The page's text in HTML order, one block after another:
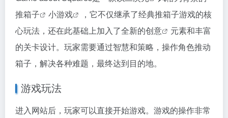
推箱子
小游戏
，它不仅继承了经典推箱子游戏的核
心玩法，还在此基础上加入了全新的创意
元素和丰富
的关卡设计。玩家需要通过智慧和策略，操作角色推动
箱子，解决各种难题，最终达到目的地。
游戏玩法
进入网站后，玩家可以直接开始游戏。游戏的操作非常